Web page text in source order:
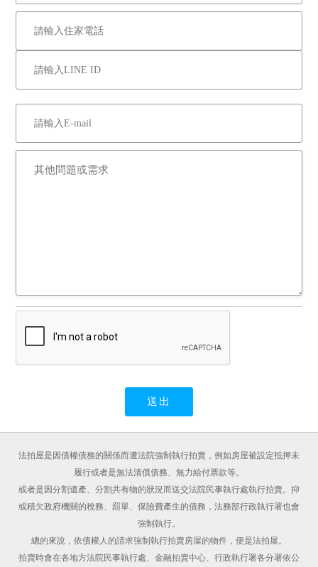
法拍屋是因債權債務的關係而遭法院強制執行拍賣，例如房屋被設定抵押未
履行或者是無法清償債務、無力給付票款等。
或者是因分割遺產、分割共有物的狀況而送交法院民事執行處執行拍賣。抑
或積欠政府機關的稅務、罰單、保險費產生的債務，法務部行政執行署也會
強制執行。
總的來說，依債權人的請求強制執行拍賣房屋的物件，便是法拍屋。
拍賣時會在各地方法院民事執行處、金融拍賣中心、行政執行署各分署依公